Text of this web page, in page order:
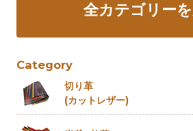
全カテゴリー
Category
切り革
(カットレザー)